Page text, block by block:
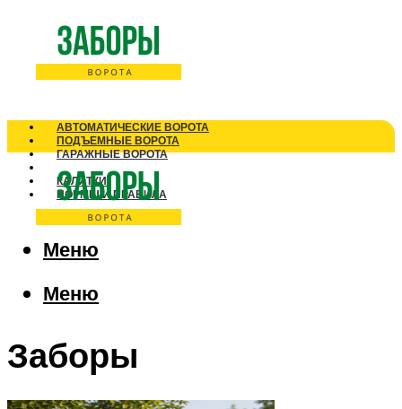
АВТОМАТИЧЕСКИЕ ВОРОТА
ПОДЪЕМНЫЕ ВОРОТА
ГАРАЖНЫЕ ВОРОТА
ЗАБОРЫ
КАЛИТКИ
НОРМЫ И ПРАВИЛА
Меню
Меню
Заборы